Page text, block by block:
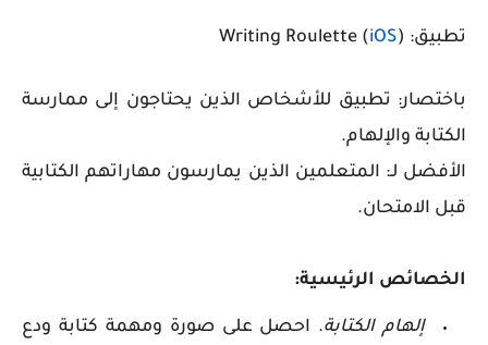
تطبيق: Writing Roulette ( iOS)
باختصار: تطبيق للأشخاص الذين يحتاجون إلى ممارسة
الكتابة والإلهام.
الأفضل لـ: المتعلمين الذين يمارسون مهاراتهم الكتابية
قبل الامتحان.
الخصائص الرئيسية:
إلهام الكتابة. احصل على صورة ومهمة كتابة ودع